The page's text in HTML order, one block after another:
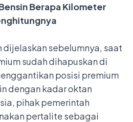
Berapa Kilometer
dijelaskan sebelumnya, saat
sudah dihapuskan di
posisi premium
dengan kadar oktan
pihak pemerintah
pertalite sebagai